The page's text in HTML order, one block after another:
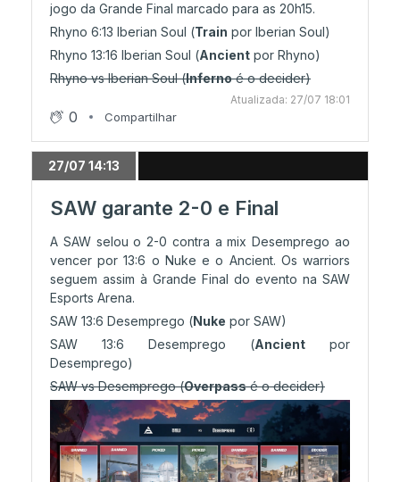
25/07 13:26
Grupo A fechado: Desemprego e
KlAnPeDrAjAs nos playoffs
Decider: KlAnPeDrAjAs bate Skout e garante
playoffs
25/07 10:52
Eliminação: Skout elimina Avigo
25/07 10:50
Qualificação: Desemprego nos playoffs
25/07 09:20
Grupo A arranca
jogo da Grande Final marcado para as 20h15.
Rhyno 6:13 Iberian Soul (Train por Iberian Soul)
Rhyno 13:16 Iberian Soul (Ancient por Rhyno)
Rhyno vs Iberian Soul (Infernoé o decider)
Atualizada: 27/07 18:01
0 Compartilhar
27/07 14:13
SAW garante 2-0 e Final
A SAW selou o 2-0 contra a mix Desemprego ao
vencer por 13:6 o Nuke e o Ancient. Os warriors
seguem assim à Grande Final do evento na SAW
Esports Arena.
SAW 13:6 Desemprego (Nuke por SAW)
SAW 13:6 Desemprego (Ancient por
Desemprego)
SAW vs Desemprego (Overpassé o decider)